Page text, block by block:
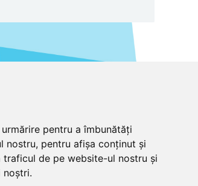
pentru a îmbunătăți
nostru, pentru afișa conținut și
traficul de pe website-ul nostru și
noștri.